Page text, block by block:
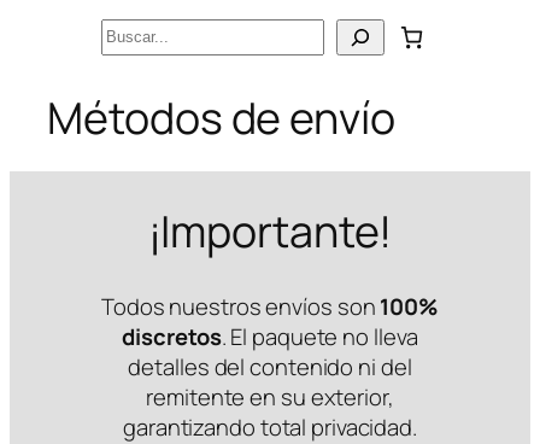
Buscar
Métodos de envío
¡Importante!
Todos nuestros envíos son100%
discretos. El paquete no lleva
detalles del contenido ni del
remitente en su exterior,
garantizando total privacidad.